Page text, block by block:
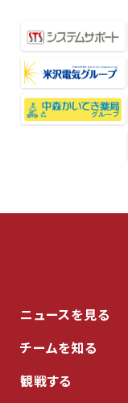
ニュースを見る
チームを知る
観戦する